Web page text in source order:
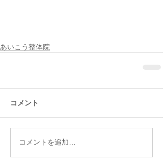
あいこう整体院
コメント
コメントを追加…